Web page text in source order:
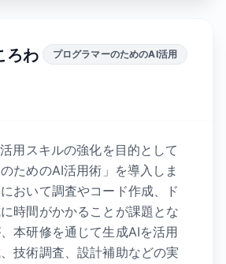
ろわ
プログラマーのためのAI活用
用スキルの強化を目的として
ためのAI活用術」を導入しま
おいて調査やコード作成、ド
時間がかかることが課題とな
本研修を通じて生成AIを活用
技術調査、設計補助などの実